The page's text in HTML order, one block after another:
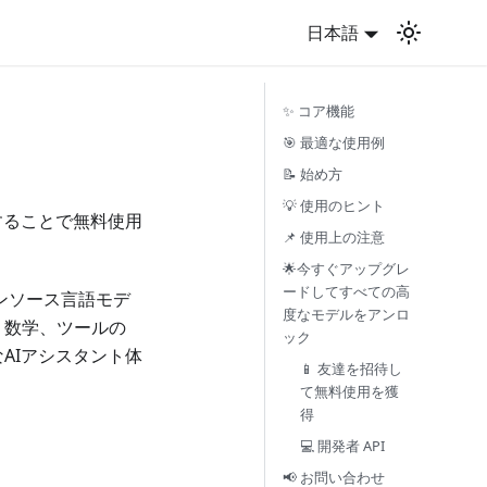
日本語
ことで無料使用
ソース言語モデ
学、ツールの
アシスタント体
✨ コア機能
🎯 最適な使用例
📝 始め方
💡 使用のヒント
📌 使用上の注意
🌟今すぐアップグレ
ードしてすべての高
度なモデルをアンロ
ック
📱 友達を招待し
て無料使用を獲
得
💻 開発者 API
📢 お問い合わせ